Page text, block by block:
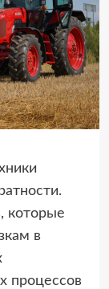
которые
в
процессов